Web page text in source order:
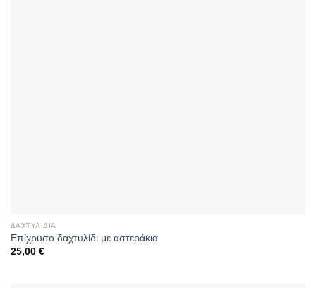
ΔΑΧΤΥΛΊΔΙΑ
Επίχρυσο δαχτυλίδι με αστεράκια
25,00 €